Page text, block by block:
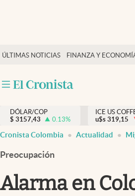
ÚLTIMAS NOTICIAS FINANZA Y
Salud y nutrición
Tiempo libre
Dólar y mercados
Curiosidades
DÓLAR/COP
$ 3157,43 0.13%
ICE US
u$s 319,15
Cronista Colombia Actualidad
Preocupación
Alarma en